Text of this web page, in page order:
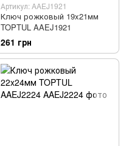
Артикул: AAEJ1921
Ключ рожковый 19x21мм
TOPTUL AAEJ1921
261 грн